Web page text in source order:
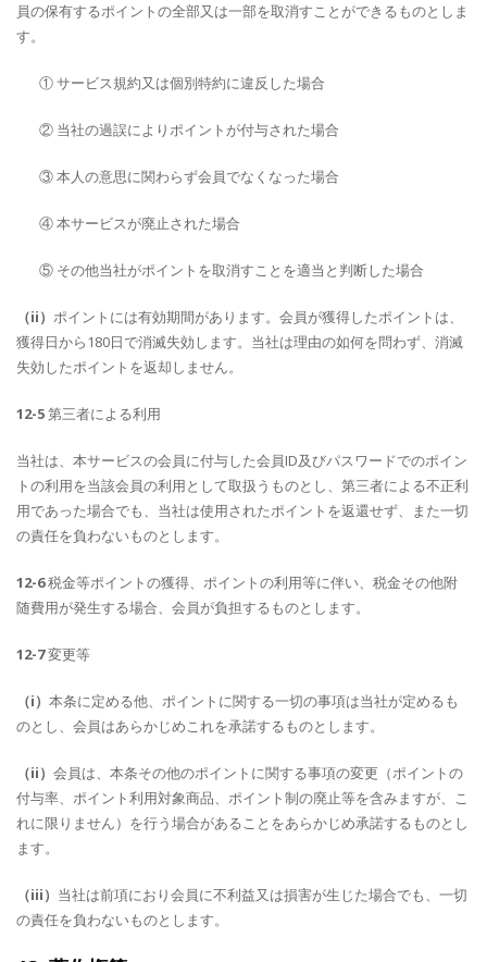
員の保有するポイントの全部又は一部を取消すことができるものとしま
す。
① サービス規約又は個別特約に違反した場合
② 当社の過誤によりポイントが付与された場合
③ 本人の意思に関わらず会員でなくなった場合
④ 本サービスが廃止された場合
⑤ その他当社がポイントを取消すことを適当と判断した場合
（ii） ポイントには有効期間があります。会員が獲得したポイントは、
獲得日から180日で消滅失効します。当社は理由の如何を問わず、消滅
失効したポイントを返却しません。
12-5第三者による利用
当社は、本サービスの会員に付与した会員ID及びパスワードでのポイン
トの利用を当該会員の利用として取扱うものとし、第三者による不正利
用であった場合でも、当社は使用されたポイントを返還せず、また一切
の責任を負わないものとします。
12-6税金等ポイントの獲得、ポイントの利用等に伴い、税金その他附
随費用が発生する場合、会員が負担するものとします。
12-7変更等
（i） 本条に定める他、ポイントに関する一切の事項は当社が定めるも
のとし、会員はあらかじめこれを承諾するものとします。
（ii） 会員は、本条その他のポイントに関する事項の変更（ポイントの
付与率、ポイント利用対象商品、ポイント制の廃止等を含みますが、こ
れに限りません）を行う場合があることをあらかじめ承諾するものとし
ます。
（iii） 当社は前項におり会員に不利益又は損害が生じた場合でも、一切
の責任を負わないものとします。